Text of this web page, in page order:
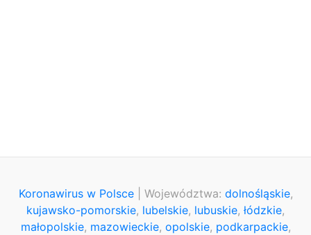
Koronawirus w Polsce| Województwa: dolnośląskie,
kujawsko-pomorskie, lubelskie, lubuskie, łódzkie,
małopolskie, mazowieckie, opolskie, podkarpackie,